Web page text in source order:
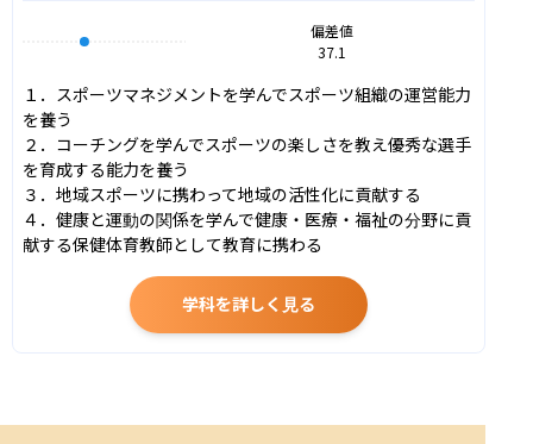
偏差値
37.1
１．スポーツマネジメントを学んでスポーツ組織の運営能力
を養う
２．コーチングを学んでスポーツの楽しさを教え優秀な選手
を育成する能力を養う
３．地域スポーツに携わって地域の活性化に貢献する
４．健康と運動の関係を学んで健康・医療・福祉の分野に貢
献する保健体育教師として教育に携わる
学科を詳しく見る